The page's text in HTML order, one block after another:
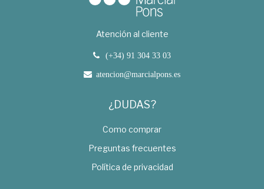
Atención al cliente
(+34) 91 304 33 03
atencion@marcialpons.es
¿DUDAS?
Como comprar
Preguntas frecuentes
Política de privacidad